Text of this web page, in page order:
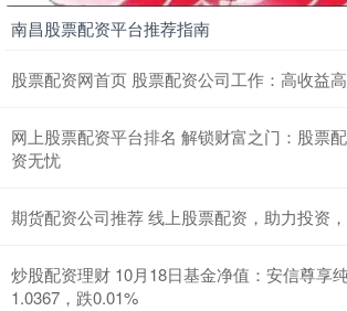
南昌股票配资平台推荐指南
股票配资网首页 股票配资公司工作：高收益
网上股票配资平台排名 解锁财富之门：股票
资无忧
期货配资公司推荐 线上股票配资，助力投资
炒股配资理财 10月18日基金净值：安信尊享
1.0367，跌0.01%